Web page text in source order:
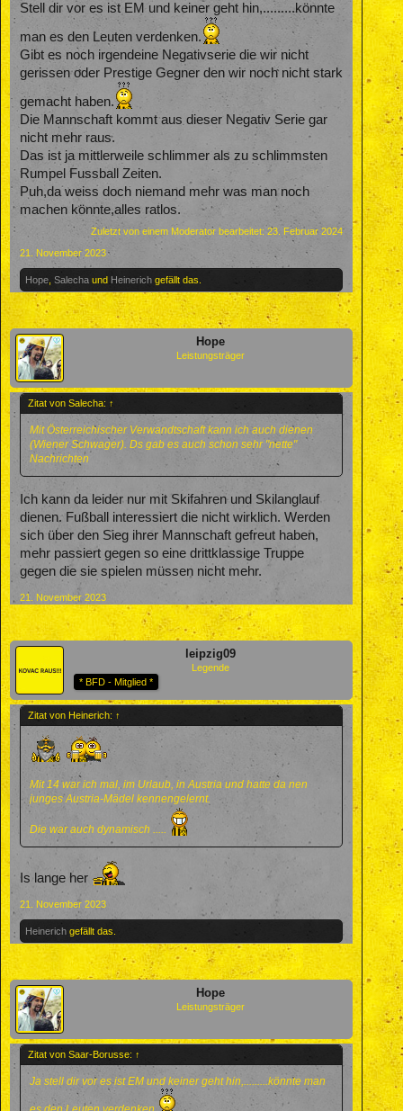
Stell dir vor es ist EM und keiner geht hin,.........könnte
man es den Leuten verdenken.
Gibt es noch irgendeine Negativserie die wir nicht
gerissen oder Prestige Gegner den wir noch nicht stark
gemacht haben.
Die Mannschaft kommt aus dieser Negativ Serie gar
nicht mehr raus.
Das ist ja mittlerweile schlimmer als zu schlimmsten
Rumpel Fussball Zeiten.
Puh,da weiss doch niemand mehr was man noch
machen könnte,alles ratlos.
Zuletzt von einem Moderator bearbeitet:23. Februar 2024
21. November 2023
Hope Salecha und Heinerich gefällt das.
Hope
Leistungsträger
Zitat von Salecha: ↑
Mit Österreichischer Verwandtschaft kann ich auch dienen
(Wiener Schwager). Ds gab es auch schon sehr "nette"
Nachrichten
Ich kann da leider nur mit Skifahren und Skilanglauf
dienen. Fußball interessiert die nicht wirklich. Werden
sich über den Sieg ihrer Mannschaft gefreut haben,
mehr passiert gegen so eine drittklassige Truppe
gegen die sie spielen müssen nicht mehr.
21. November 2023
leipzig09
Legende
* BFD - Mitglied *
Zitat von Heinerich: ↑
Mit 14 war ich mal, im Urlaub, in Austria und hatte da nen
junges Austria-Mädel kennengelernt.
Die war auch dynamisch .....
Is lange her
21. November 2023
Heinerich gefällt das.
Hope
Leistungsträger
Zitat von Saar-Borusse: ↑
Ja stell dir vor es ist EM und keiner geht hin,.........könnte man